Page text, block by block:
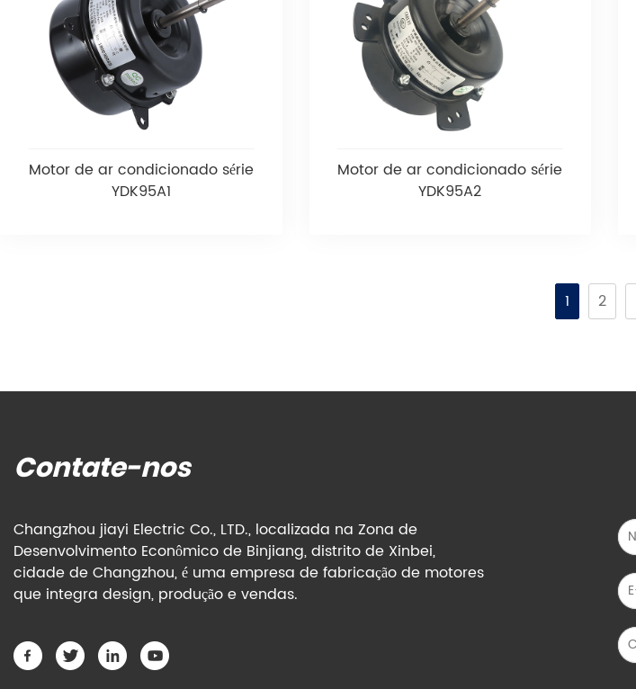
Motor de ar condicionado série
YDK95A1
Motor de ar condicionado série
YDK95A2
1 2
Contate-nos
Changzhou jiayi Electric Co., LTD., localizada na Zona de
Desenvolvimento Econômico de Binjiang, distrito de Xinbei,
cidade de Changzhou, é uma empresa de fabricação de motores
que integra design, produção e vendas.